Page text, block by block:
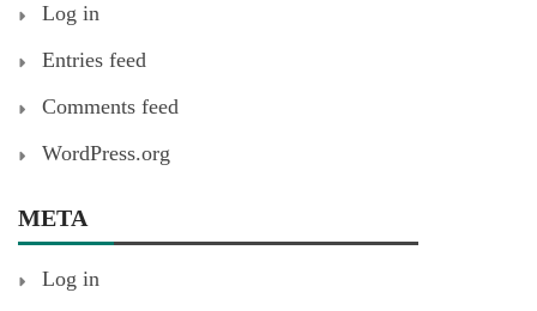
Log in
Entries feed
Comments feed
WordPress.org
META
Log in